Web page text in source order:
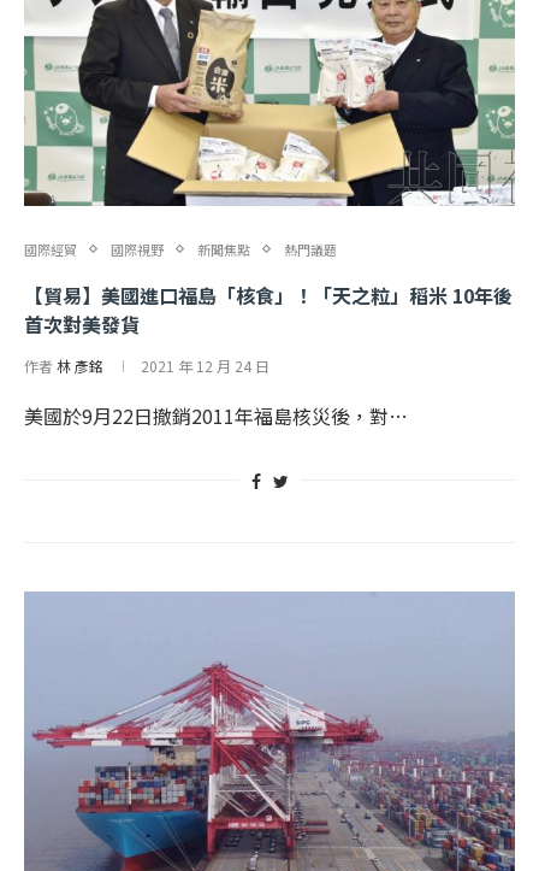
國際經貿 國際視野 新聞焦點 熱門議題
【貿易】美國進口福島「核食」！「天之粒」稻米 10年後
首次對美發貨
作者林 彥銘 2021 年 12 月 24 日
美國於9月22日撤銷2011年福島核災後，對…